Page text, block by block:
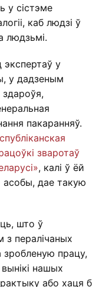
у сістэме
каб людзі ў
людзьмі.
у
у дадзеным
здароўя,
пакаранняў.
зваротаў
, калі ў ёй
асобы, дае такую
што ў
з пералічаных
зробленую працу,
нашых
або хаця б